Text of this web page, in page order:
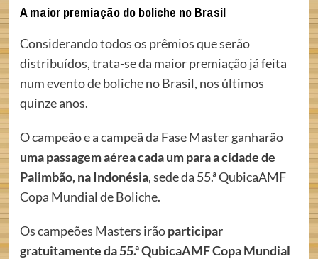
A maior premiação do boliche no Brasil
Considerando todos os prêmios que serão
distribuídos, trata-se da maior premiação já feita
num evento de boliche no Brasil, nos últimos
quinze anos.
O campeão e a campeã da Fase Master ganharão
uma passagem aérea cada um para a cidade de
Palimbão, na Indonésia, sede da 55.ª QubicaAMF
Copa Mundial de Boliche.
Os campeões Masters irãoparticipar
gratuitamente da 55.ª QubicaAMF Copa Mundial